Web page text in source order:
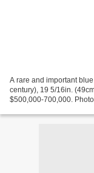
A rare and important
century), 19 5/16in.
$500,000-700,000.